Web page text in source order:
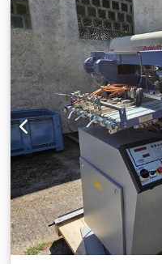
Κάλυμμα ηχομόνωσης,
230 μέτρα ανά λεπτό.